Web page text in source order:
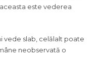
este vederea
vede slab, celălalt poate
neobservată o